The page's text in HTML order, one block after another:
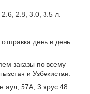
2.8, 3.0, 3.5 л.
день в день
заказы по всему
и Узбекистан.
аул, 57А, 3 ярус 48